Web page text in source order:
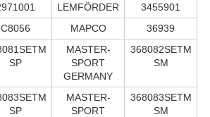
LEMFÖRDER
3455901
C8056 MAPCO
36939
SP
MASTER-
SPORT
GERMANY
368082SETM
SM
SP
MASTER-
SPORT
368083SETM
SM